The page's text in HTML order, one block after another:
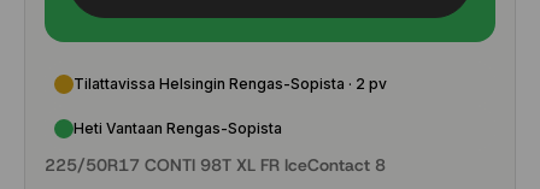
Tilattavissa Helsingin Rengas-Sopista · 2 pv
Heti Vantaan Rengas-Sopista
225/50R17 CONTI 98T XL FR IceContact 8